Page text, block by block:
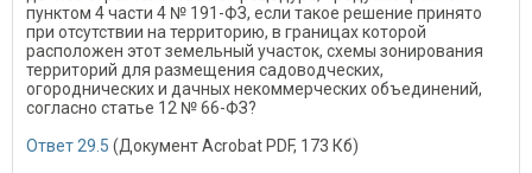
пунктом 4 части 4 № 191-ФЗ, если такое решение принято
при отсутствии на территорию, в границах которой
расположен этот земельный участок, схемы зонирования
территорий для размещения садоводческих,
огороднических и дачных некоммерческих объединений,
согласно статье 12 № 66-ФЗ?
Ответ 29.5 (Документ Acrobat PDF, 173 Кб)